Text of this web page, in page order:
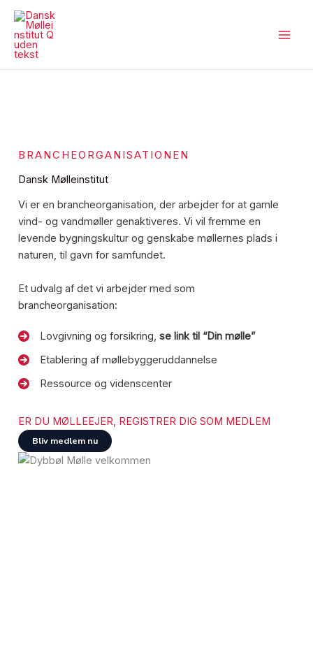
indholdet
BRANCHEORGANISATIONEN
Dansk Mølleinstitut
Vi er en brancheorganisation, der arbejder for at gamle
vind- og vandmøller genaktiveres. Vi vil fremme en
levende bygningskultur og genskabe møllernes plads i
naturen, til gavn for samfundet.
Et udvalg af det vi arbejder med som
brancheorganisation:
Lovgivning og forsikring,se link til “Din mølle”
Etablering af møllebyggeruddannelse
Ressource og videnscenter
ER DU MØLLEEJER, REGISTRER DIG SOM MEDLEM
Bliv medlem nu